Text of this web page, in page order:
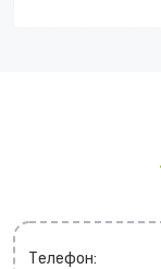
Телефон: